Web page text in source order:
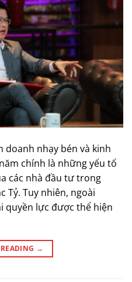
doanh nhạy bén và kinh
chính là những yếu tố
các nhà đầu tư trong
Tỷ. Tuy nhiên, ngoài
quyền lực được thể hiện
→